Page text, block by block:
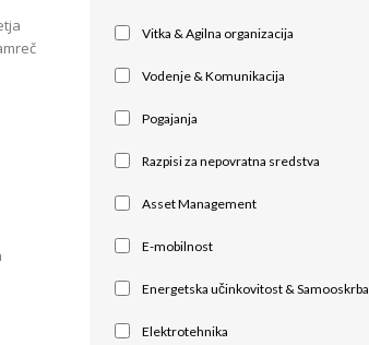
Vitka & Agilna organizacija
Vodenje & Komunikacija
Pogajanja
Razpisi za nepovratna sredstva
Asset Management
E-mobilnost
Energetska učinkovitost & Samooskrba
Elektrotehnika